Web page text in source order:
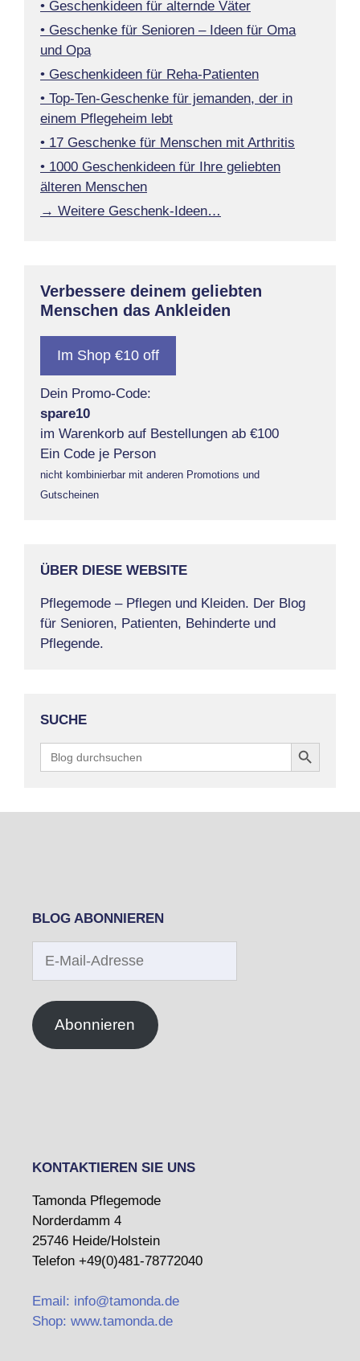
• Geschenkideen für alternde Väter
• Geschenke für Senioren – Ideen für Oma
und Opa
• Geschenkideen für Reha-Patienten
• Top-Ten-Geschenke für jemanden, der in
einem Pflegeheim lebt
• 17 Geschenke für Menschen mit Arthritis
• 1000 Geschenkideen für Ihre geliebten
älteren Menschen
→ Weitere Geschenk-Ideen…
Verbessere deinem geliebten
Menschen das Ankleiden
Im Shop €10 off
Dein Promo-Code:
spare10
im Warenkorb auf Bestellungen ab €100
Ein Code je Person
nicht kombinierbar mit anderen Promotions und
Gutscheinen
ÜBER DIESE WEBSITE
Pflegemode – Pflegen und Kleiden. Der Blog
für Senioren, Patienten, Behinderte und
Pflegende.
SUCHE
Search
for:
Search Button
BLOG ABONNIEREN
Mail-
Abonnieren
KONTAKTIEREN SIE UNS
Tamonda Pflegemode
Norderdamm 4
25746 Heide/Holstein
Telefon +49(0)481-78772040
Email: info@tamonda.de
Shop: www.tamonda.de